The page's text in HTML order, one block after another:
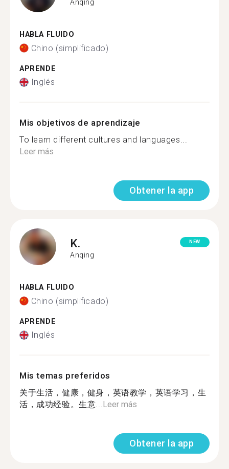
Anqing
HABLA FLUIDO
Chino (simplificado)
APRENDE
Inglés
Mis objetivos de aprendizaje
To learn different cultures and languages...
Leer más
Obtener la app
K.
Anqing
NEW
HABLA FLUIDO
Chino (simplificado)
APRENDE
Inglés
Mis temas preferidos
关于生活，健康，健身，英语教学，英语学习，生
活，成功经验。生意...Leer más
Obtener la app